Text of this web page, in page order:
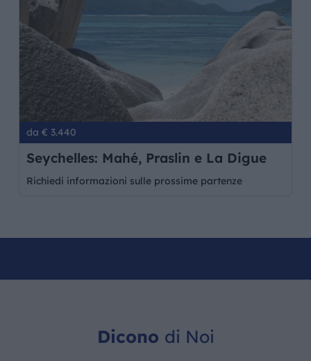
da € 3.440
Seychelles: Mahé, Praslin e La Digue
Richiedi informazioni sulle prossime partenze
Dicono di Noi